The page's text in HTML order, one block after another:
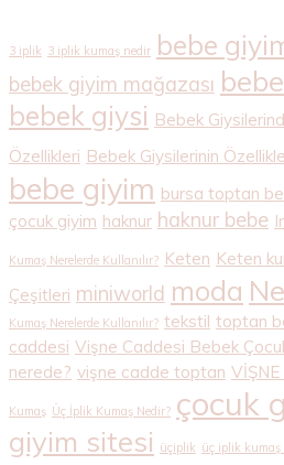
3 iplik 3 iplik kumaş nedir bebe
bebek giyim mağazası
bebek giysi Bebek
Özellikleri Bebek Giysilerinin
bebe giyim bursa toptan
çocuk giyim haknur haknur bebe
Kumaş Nerelerde Kullanılır? Keten Keten
Çeşitleri miniworld moda
Kumaş Nerelerde Kullanılır? tekstil toptan
caddesi Vişne Caddesi Bebek
nerede? vişne cadde toptan
Kumaş Üç İplik Kumaş Nedir? çocuk
giyim sitesi üçiplik üç iplik kumaş